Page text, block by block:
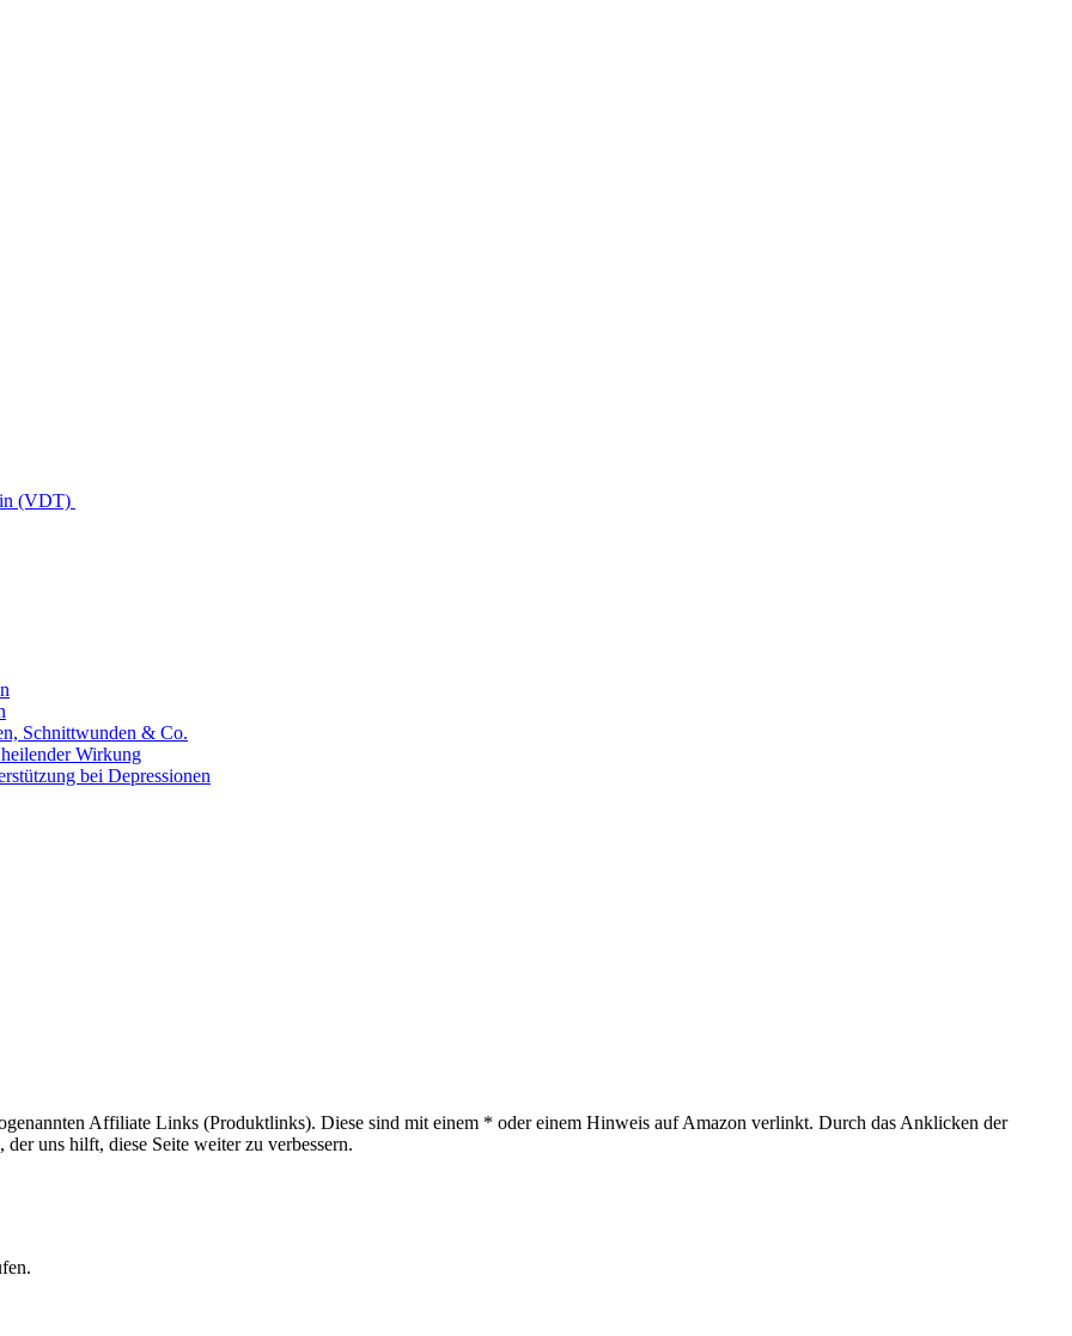
(VDT)
Schnittwunden & Co.
Wirkung
bei Depressionen
Affiliate Links (Produktlinks). Diese sind mit einem * oder einem Hinweis auf Amazon verlinkt. Durch das Anklicken der
uns hilft, diese Seite weiter zu verbessern.